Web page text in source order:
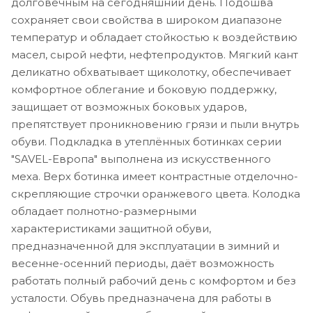
сохраняет свои свойства в широком диапазоне
температур и обладает стойкостью к воздействию
масел, сырой нефти, нефтепродуктов. Мягкий кант
деликатно обхватывает щиколотку, обеспечивает
комфортное облегание и боковую поддержку,
защищает от возможных боковых ударов,
препятствует проникновению грязи и пыли внутрь
обуви. Подкладка в утеплённых ботинках серии
"SAVEL-Европа" выполнена из искусственного
меха. Верх ботинка имеет контрастные отделочно-
скрепляющие строчки оранжевого цвета. Колодка
обладает полнотно-размерными
характеристиками защитной обуви,
предназначенной для эксплуатации в зимний и
весенне-осенний периоды, даёт возможность
работать полный рабочий день с комфортом и без
усталости. Обувь предназначена для работы в